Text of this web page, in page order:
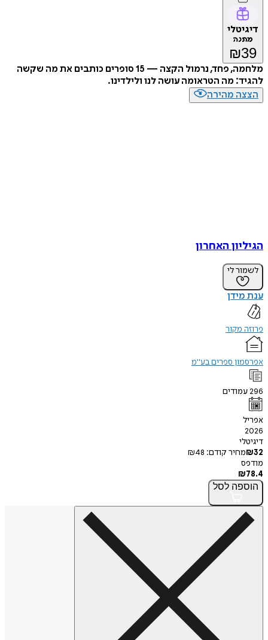
דיגיטלי
מתנה
₪39
מלחמה, פחד, נרמול הקצה — 15 סופרים כותבים את מה שקשה
להגיד: מה הטראומה עושה לנו ולילדינו.
הצצה מהירה
הגיליון האחרון
לשמור לי
ענת מידן
פרוזה מקור
אפרסמון ספרים בע"מ
296עמודים
אפריל
2026
דיגיטלי
₪32 מחיר קודם: ₪48
מודפס
₪78.4
הוספה לסל